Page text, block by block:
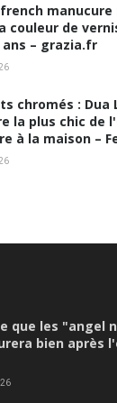
manucure
couleur de
ans – grazia.fr
chromés : Dua
la plus chic de
à la maison –
que les "angel
bien après